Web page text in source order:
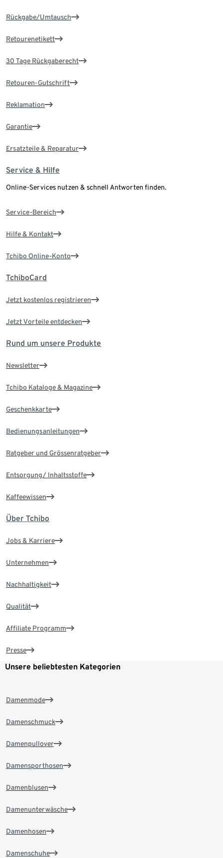
Rückgabe/Umtausch
Retourenetikett
30 Tage Rückgaberecht
Retouren-Gutschrift
Reklamation
Garantie
Ersatzteile & Reparatur
Service & Hilfe
Online-Services nutzen & schnell Antworten finden.
Service-Bereich
Hilfe & Kontakt
Tchibo Online-Konto
TchiboCard
Jetzt kostenlos registrieren
Jetzt Vorteile entdecken
Rund um unsere Produkte
Newsletter
Tchibo Kataloge & Magazine
Geschenkkarte
Bedienungsanleitungen
Ratgeber und Grössenratgeber
Entsorgung/ Inhaltsstoffe
Kaffeewissen
Über Tchibo
Jobs & Karriere
Unternehmen
Nachhaltigkeit
Qualität
Affiliate Programm
Presse
Unsere beliebtesten Kategorien
Damenmode
Damenschmuck
Damenpullover
Damensporthosen
Damenblusen
Damenunterwäsche
Damenhosen
Damenschuhe